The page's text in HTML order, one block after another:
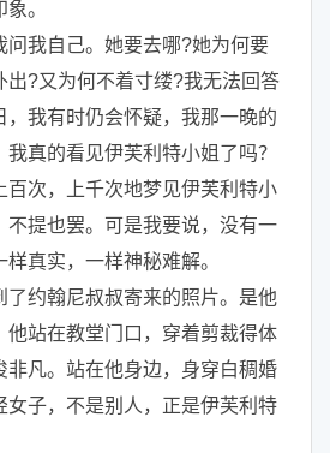
。
我自己。她要去哪?她为何要
出?又为何不着寸缕?我无法回答
，我有时仍会怀疑，我那一晚的
真的看见伊芙利特小姐了吗？
次，上千次地梦见伊芙利特小
提也罢。可是我要说，没有一
真实，一样神秘难解。
约翰尼叔叔寄来的照片。是他
他站在教堂门口，穿着剪裁得体
非凡。站在他身边，身穿白稠婚
女子，不是别人，正是伊芙利特